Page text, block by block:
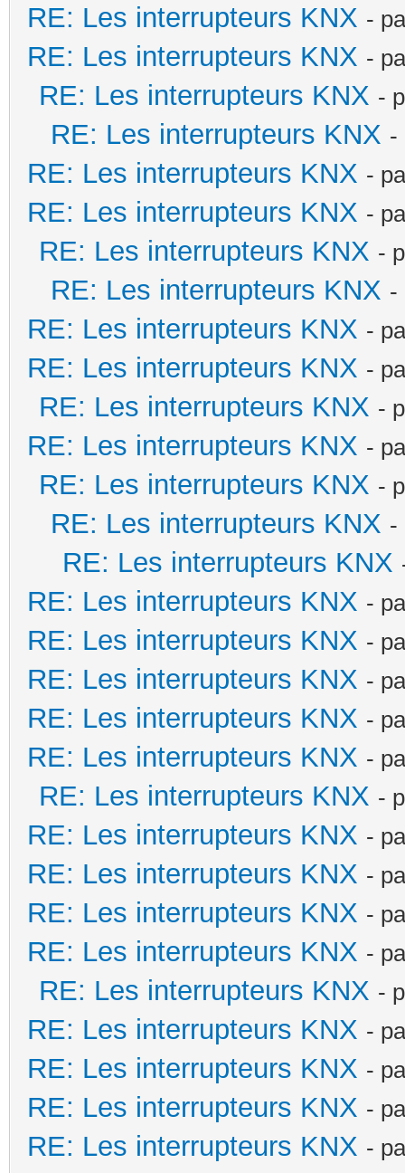
RE: Les interrupteurs KNX -
RE: Les interrupteurs KNX -
RE: Les interrupteurs KNX -
RE: Les interrupteurs KNX -
RE: Les interrupteurs KNX -
RE: Les interrupteurs KNX -
RE: Les interrupteurs KNX -
RE: Les interrupteurs KNX -
RE: Les interrupteurs KNX -
RE: Les interrupteurs KNX -
RE: Les interrupteurs KNX -
RE: Les interrupteurs KNX -
RE: Les interrupteurs KNX -
RE: Les interrupteurs KNX -
RE: Les interrupteurs KNX
RE: Les interrupteurs KNX -
RE: Les interrupteurs KNX -
RE: Les interrupteurs KNX -
RE: Les interrupteurs KNX -
RE: Les interrupteurs KNX -
RE: Les interrupteurs KNX -
RE: Les interrupteurs KNX -
RE: Les interrupteurs KNX -
RE: Les interrupteurs KNX -
RE: Les interrupteurs KNX -
RE: Les interrupteurs KNX -
RE: Les interrupteurs KNX -
RE: Les interrupteurs KNX -
RE: Les interrupteurs KNX -
RE: Les interrupteurs KNX -